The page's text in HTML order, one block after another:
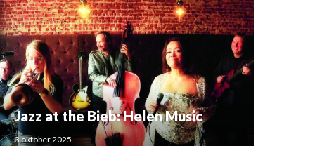
Jazz at the Bieb: Helen Music
3 oktober 2025